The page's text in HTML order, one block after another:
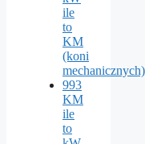
ile
to
KM
(koni
993
KM
ile
to